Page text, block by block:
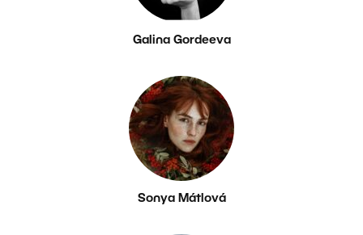
Galina Gordeeva
Sonya Mátlová